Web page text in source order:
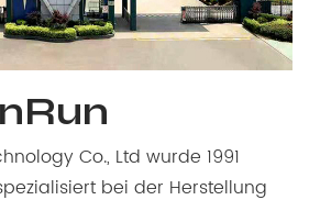
Co., Ltd wurde 1991
bei der Herstellung